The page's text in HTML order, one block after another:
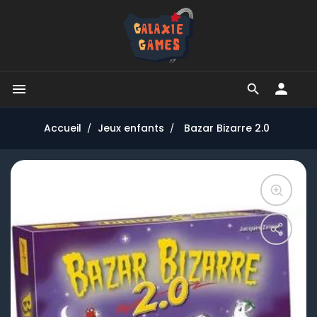


Accueil Jeux enfants Bazar Bizarre 2.0